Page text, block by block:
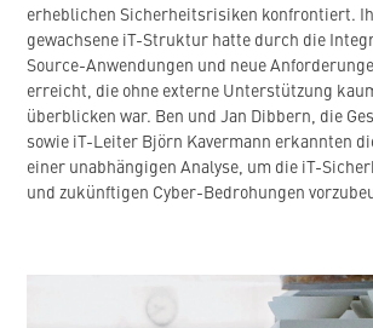
erheblichen Sicherheitsrisiken konfrontiert.
gewachsene iT-Struktur hatte durch die
Source-Anwendungen und neue
erreicht, die ohne externe Unterstützung
überblicken war. Ben und Jan Dibbern, die
sowie iT-Leiter Björn Kavermann erkannten
einer unabhängigen Analyse, um die iT-
und zukünftigen Cyber-Bedrohungen